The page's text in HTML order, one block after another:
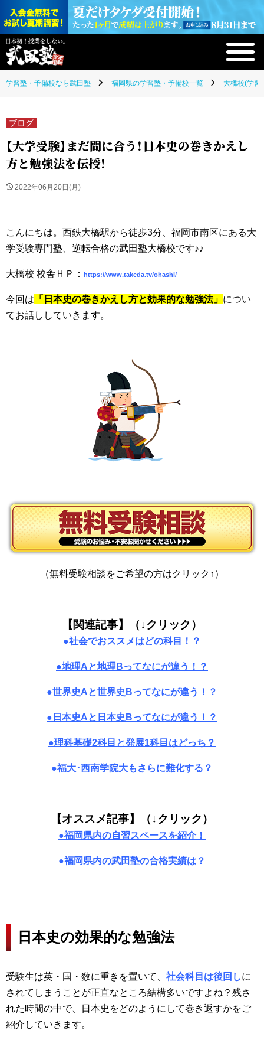
学習塾・予備校なら武田塾 福岡県の学習塾・予備校一覧 大橋校(学習
ブログ
【大学受験】まだ間に合う！日本史の巻きかえし
方と勉強法を伝授！
2022年06月20日(月)
こんにちは。西鉄大橋駅から徒歩3分、福岡市南区にある大
学受験専門塾、逆転合格の武田塾大橋校です♪♪
大橋校 校舎ＨＰ： https://www.takeda.tv/ohashi/
今回は 「 日本史の巻きかえし方と効果的な勉強法」 につい
てお話ししていきます。
（無料受験相談をご希望の方はクリック↑）
【関連記事】（↓クリック）
●社会でおススメはどの科目！？
●地理Aと地理Bってなにが違う！？
●世界史Aと世界史Bってなにが違う！？
●日本史Aと日本史Bってなにが違う！？
●理科基礎2科目と発展1科目はどっち？
●福大･西南学院大もさらに難化する？
【オススメ記事】（↓クリック）
●福岡県内の自習スペースを紹介！
●福岡県内の武田塾の合格実績は？
日本史の効果的な勉強法
受験生は英・国・数に重きを置いて、 社会科目は後回しに
されてしまうことが正直なところ結構多いですよね？残さ
れた時間の中で、日本史をどのようにして巻き返すかをご
紹介していきます。